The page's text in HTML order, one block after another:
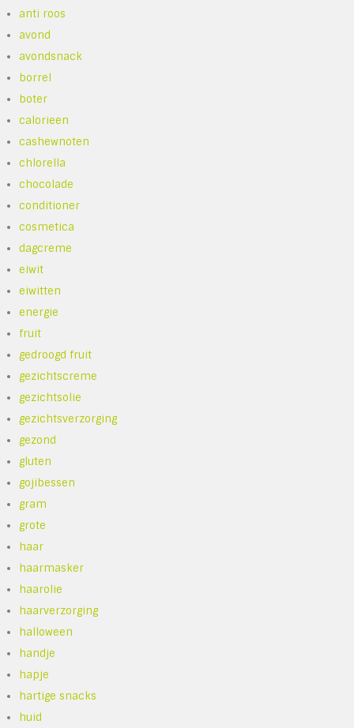
anti roos
avond
avondsnack
borrel
boter
calorieen
cashewnoten
chlorella
chocolade
conditioner
cosmetica
dagcreme
eiwit
eiwitten
energie
fruit
gedroogd fruit
gezichtscreme
gezichtsolie
gezichtsverzorging
gezond
gluten
gojibessen
gram
grote
haar
haarmasker
haarolie
haarverzorging
halloween
handje
hapje
hartige snacks
huid